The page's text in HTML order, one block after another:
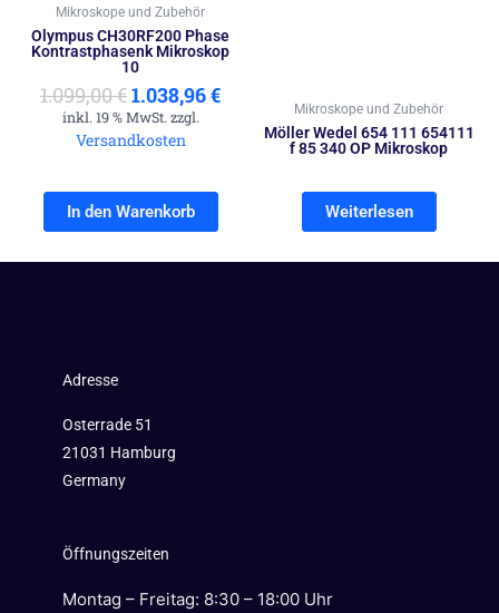
Mikroskope und Zubehör
Olympus CH30RF200 Phase
Kontrastphasenk Mikroskop
10
1.099,00€1.038,96€
inkl. 19 % MwSt. zzgl.
Versandkosten
In den Warenkorb
Mikroskope und Zubehör
Möller Wedel 654 111 654111
f 85 340 OP Mikroskop
Weiterlesen
Adresse
Osterrade 51
21031 Hamburg
Germany
Öffnungszeiten
Montag – Freitag: 8:30 – 18:00 Uhr